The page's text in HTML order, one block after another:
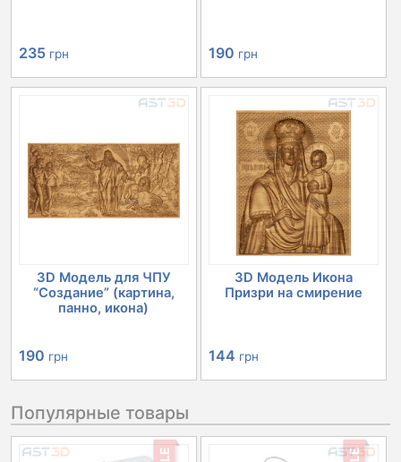
235 грн 190 грн
3D Модель для ЧПУ
“Создание” (картина,
панно, икона)
190 грн
3D Модель Икона
Призри на смирение
144 грн
Популярные товары